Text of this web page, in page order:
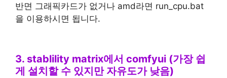
반면 그래픽카드가 없거나 amd라면 run_cpu.bat
을 이용하시면 됩니다.
3. stablility matrix에서 comfyui (가장 쉽
게 설치할 수 있지만 자유도가 낮음)